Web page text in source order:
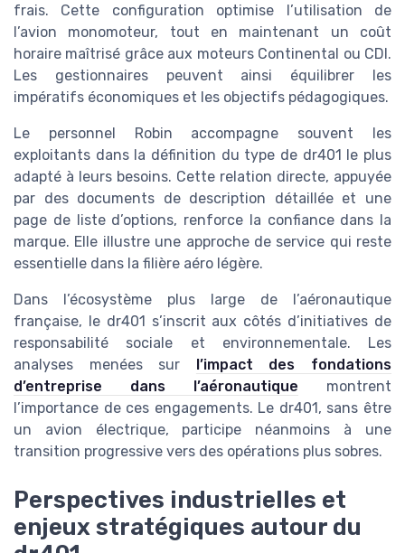
frais. Cette configuration optimise l’utilisation de
l’avion monomoteur, tout en maintenant un coût
horaire maîtrisé grâce aux moteurs Continental ou CDI.
Les gestionnaires peuvent ainsi équilibrer les
impératifs économiques et les objectifs pédagogiques.
Le personnel Robin accompagne souvent les
exploitants dans la définition du type de dr401 le plus
adapté à leurs besoins. Cette relation directe, appuyée
par des documents de description détaillée et une
page de liste d’options, renforce la confiance dans la
marque. Elle illustre une approche de service qui reste
essentielle dans la filière aéro légère.
Dans l’écosystème plus large de l’aéronautique
française, le dr401 s’inscrit aux côtés d’initiatives de
responsabilité sociale et environnementale. Les
analyses menées sur
l’impact des fondations
d’entreprise dans l’aéronautique montrent
l’importance de ces engagements. Le dr401, sans être
un avion électrique, participe néanmoins à une
transition progressive vers des opérations plus sobres.
Perspectives industrielles et
enjeux stratégiques autour du